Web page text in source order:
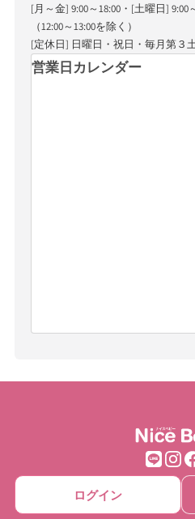
[月～金] 9:00～18:00・[土曜日] 9:00
（12:00～13:00を除く）
[定休日] 日曜日・祝日・毎月第３
営業日カレンダー
ログイン